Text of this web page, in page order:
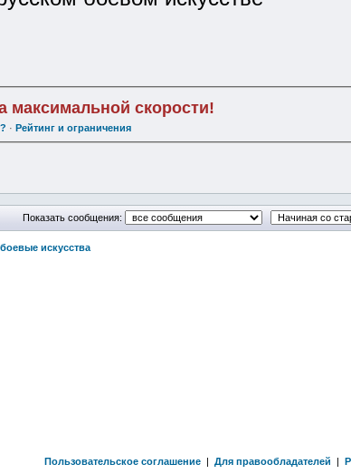
максимальной скорости!
· Рейтинг и ограничения
Показать сообщения:
искусства
Пользовательское соглашение | Для правообладателей |